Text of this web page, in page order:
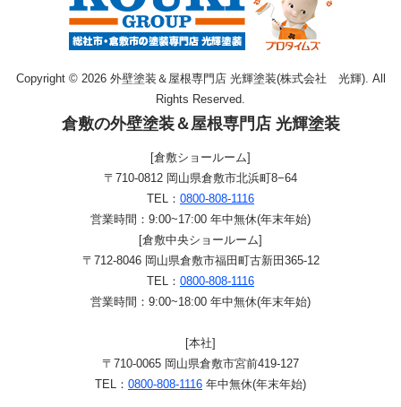
Copyright © 2026 外壁塗装＆屋根専門店 光輝塗装(株式会社 光輝). All
Rights Reserved.
倉敷の外壁塗装＆屋根専門店 光輝塗装
[倉敷ショールーム]
〒710-0812 岡山県倉敷市北浜町8−64
TEL： 0800-808-1116
営業時間：9:00~17:00 年中無休(年末年始)
[倉敷中央ショールーム]
〒712-8046 岡山県倉敷市福田町古新田365-12
TEL： 0800-808-1116
営業時間：9:00~18:00 年中無休(年末年始)
[本社]
〒710-0065 岡山県倉敷市宮前419-127
TEL： 0800-808-1116 年中無休(年末年始)